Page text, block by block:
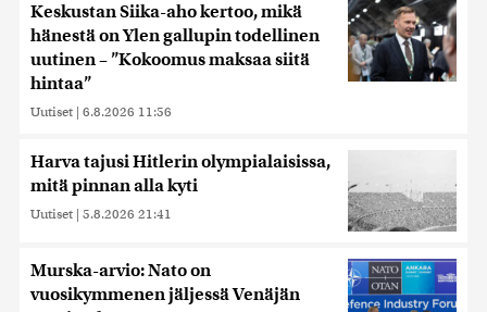
Keskustan Siika-aho kertoo, mikä
hänestä on Ylen gallupin todellinen
uutinen – ”Kokoomus maksaa siitä
hintaa”
Uutiset | 6.8.2026 11:56
Harva tajusi Hitlerin olympialaisissa,
mitä pinnan alla kyti
Uutiset | 5.8.2026 21:41
Murska-arvio: Nato on
vuosikymmenen jäljessä Venäjän